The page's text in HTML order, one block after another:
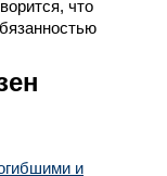
что
и